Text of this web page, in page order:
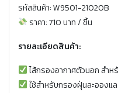
รหัสสินค้า: W9501-21020B
ราคา: 710 บาท / ชิ้น
รายละเอียดสินค้า:
ไส้กรองอากาศตัวนอก สำห
ใช้สำหรับกรองฝุ่นละอองแ